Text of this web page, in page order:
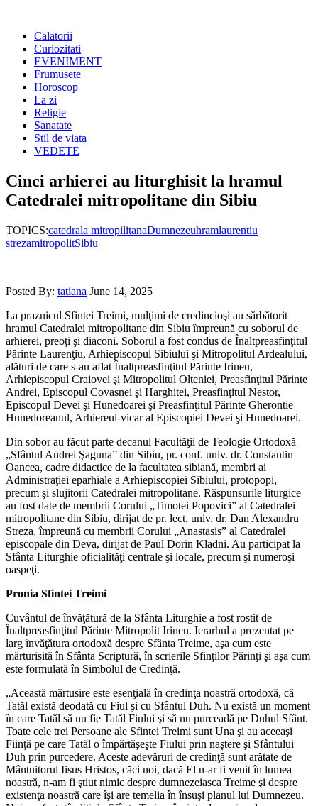
Calatorii
Curiozitati
EVENIMENT
Frumusete
Horoscop
La zi
Religie
Sanatate
Stil de viata
VEDETE
Cinci arhierei au liturghisit la hramul
Catedralei mitropolitane din Sibiu
TOPICS:catedrala mitropilitanaDumnezeuhramlaurentiu
strezamitropolitSibiu
Posted By: tatiana June 14, 2025
La praznicul Sfintei Treimi, mulţimi de credincioşi au sărbătorit
hramul Catedralei mitropolitane din Sibiu împreună cu soborul de
arhierei, preoţi şi diaconi. Soborul a fost condus de Înaltpreasfinţitul
Părinte Laurenţiu, Arhiepiscopul Sibiului şi Mitropolitul Ardealului,
alături de care s-au aflat Înaltpreasfinţitul Părinte Irineu,
Arhiepiscopul Craiovei şi Mitropolitul Olteniei, Preasfinţitul Părinte
Andrei, Episcopul Covasnei şi Harghitei, Preasfinţitul Nestor,
Episcopul Devei şi Hunedoarei şi Preasfinţitul Părinte Gherontie
Hunedoreanul, Arhiereul-vicar al Episcopiei Devei şi Hunedoarei.
Din sobor au făcut parte decanul Facultăţii de Teologie Ortodoxă
„Sfântul Andrei Şaguna” din Sibiu, pr. conf. univ. dr. Constantin
Oancea, cadre didactice de la facultatea sibiană, membri ai
Administraţiei eparhiale a Arhiepiscopiei Sibiului, protopopi,
precum şi slujitorii Catedralei mitropolitane. Răspunsurile liturgice
au fost date de membrii Corului „Timotei Popovici” al Catedralei
mitropolitane din Sibiu, dirijat de pr. lect. univ. dr. Dan Alexandru
Streza, împreună cu membrii Corului „Anastasis” al Catedralei
episcopale din Deva, dirijat de Paul Dorin Kladni. Au participat la
Sfânta Liturghie oficialităţi centrale şi locale, precum şi numeroşi
oaspeţi.
Pronia Sfintei Treimi
Cuvântul de învăţătură de la Sfânta Liturghie a fost rostit de
Înaltpreasfinţitul Părinte Mitropolit Irineu. Ierarhul a prezentat pe
larg învăţătura ortodoxă despre Sfânta Treime, aşa cum este
mărturisită în Sfânta Scriptură, în scrierile Sfinţilor Părinţi şi aşa cum
este formulată în Simbolul de Credinţă.
„Această mărtusire este esenţială în credinţa noastră ortodoxă, că
Tatăl există deodată cu Fiul şi cu Sfântul Duh. Nu există un moment
în care Tatăl să nu fie Tatăl Fiului şi să nu purceadă pe Duhul Sfânt.
Toate cele trei Persoane ale Sfintei Treimi sunt Una şi au aceeaşi
Fiinţă pe care Tatăl o împărtăşeşte Fiului prin naştere şi Sfântului
Duh prin purcedere. Aceste adevăruri de credinţă sunt arătate de
Mântuitorul Iisus Hristos, căci noi, dacă El n-ar fi venit în lumea
noastră, n-am fi ştiut nimic despre dumnezeiasca Treime şi despre
existenţa noastră care îşi are temelia în însuşi planul lui Dumnezeu.